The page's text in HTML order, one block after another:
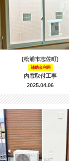
[松浦市志佐町]
補助金利用
内窓取付工事
2025.04.06